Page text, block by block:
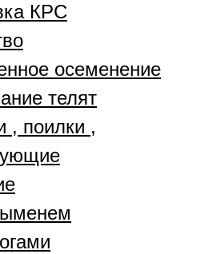
КРС
осеменение
телят
, поилки ,